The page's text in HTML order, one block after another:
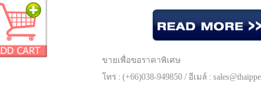
ขายเพื่อขอราคาพิเศษ
โทร : (+66)038-949850 / อีเมล์ :